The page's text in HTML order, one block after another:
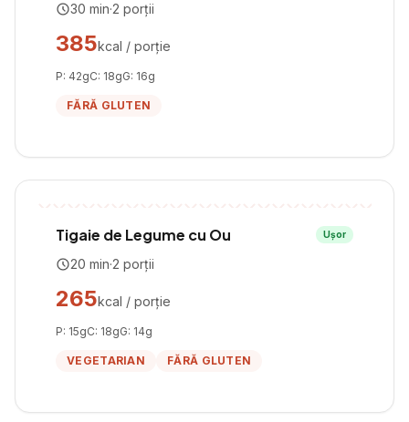
30 min·2 porții
385kcal / porție
P: 42gC: 18gG: 16g
FĂRĂ GLUTEN
Tigaie de Legume cu Ou Ușor
20 min·2 porții
265kcal / porție
P: 15gC: 18gG: 14g
VEGETARIAN FĂRĂ GLUTEN